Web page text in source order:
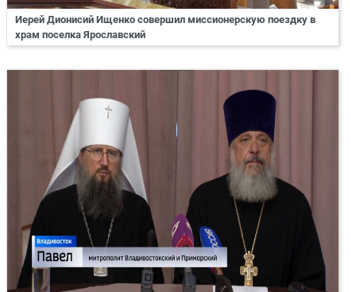
Иерей Дионисий Ищенко совершил миссионерскую поездку в
храм поселка Ярославский